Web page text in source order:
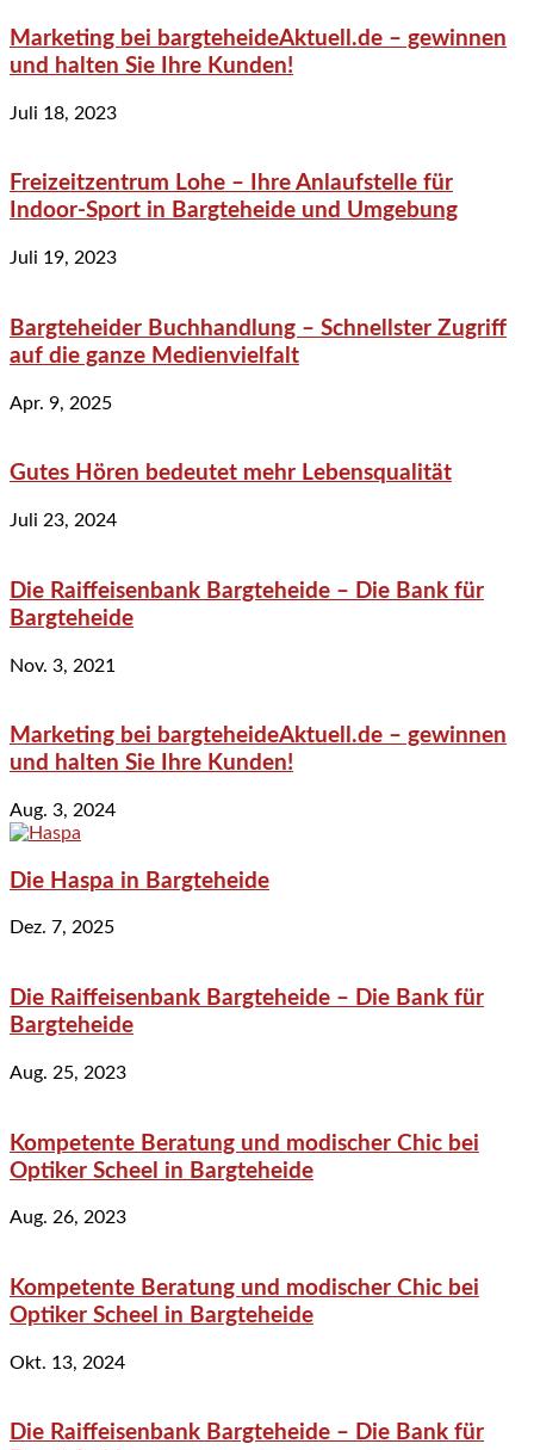
Marketing bei bargteheideAktuell.de – gewinnen
und halten Sie Ihre Kunden!
Juli 18, 2023
Freizeitzentrum Lohe – Ihre Anlaufstelle für
Indoor-Sport in Bargteheide und Umgebung
Juli 19, 2023
Bargteheider Buchhandlung – Schnellster Zugriff
auf die ganze Medienvielfalt
Apr. 9, 2025
Gutes Hören bedeutet mehr Lebensqualität
Juli 23, 2024
Die Raiffeisenbank Bargteheide – Die Bank für
Bargteheide
Nov. 3, 2021
Marketing bei bargteheideAktuell.de – gewinnen
und halten Sie Ihre Kunden!
Aug. 3, 2024
Die Haspa in Bargteheide
Dez. 7, 2025
Die Raiffeisenbank Bargteheide – Die Bank für
Bargteheide
Aug. 25, 2023
Kompetente Beratung und modischer Chic bei
Optiker Scheel in Bargteheide
Aug. 26, 2023
Kompetente Beratung und modischer Chic bei
Optiker Scheel in Bargteheide
Okt. 13, 2024
Die Raiffeisenbank Bargteheide – Die Bank für